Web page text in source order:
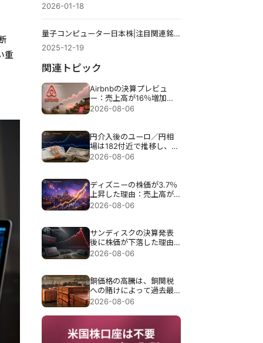
重
2026-01-18
量子コンピューター日本株|注目関連銘柄と今後の成長性を徹底解説
2025-12-19
関連トピック
Airbnbの決算プレビュ
ー：売上高が16％増加し
ても、Airbnbの株価が下
2026-08-06
円介入後のユーロ／円相
場は182付近で推移し、円
介入が試される。
2026-08-06
ディズニーの株価が3.7％
上昇した理由：売上高が
予想を下回ったにもかか
2026-08-06
サンディスクの決算発表
後に株価が下落した理由
は、過去最高の89億7000
とだ。
2026-08-06
銅価格の高騰は、銅関税
への賭けによって過去最
高の6,703ドルまで押し上
2026-08-06